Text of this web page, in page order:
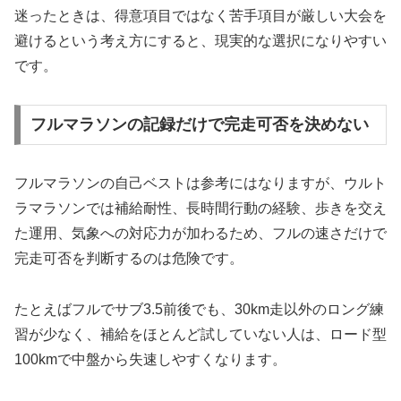
迷ったときは、得意項目ではなく苦手項目が厳しい大会を
避けるという考え方にすると、現実的な選択になりやすい
です。
フルマラソンの記録だけで完走可否を決めない
フルマラソンの自己ベストは参考にはなりますが、ウルト
ラマラソンでは補給耐性、長時間行動の経験、歩きを交え
た運用、気象への対応力が加わるため、フルの速さだけで
完走可否を判断するのは危険です。
たとえばフルでサブ3.5前後でも、30km走以外のロング練
習が少なく、補給をほとんど試していない人は、ロード型
100kmで中盤から失速しやすくなります。